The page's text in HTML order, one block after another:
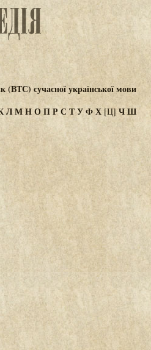
сучасної української мови
ЛМНОПРС ТУФХ [Ц] ЧШ